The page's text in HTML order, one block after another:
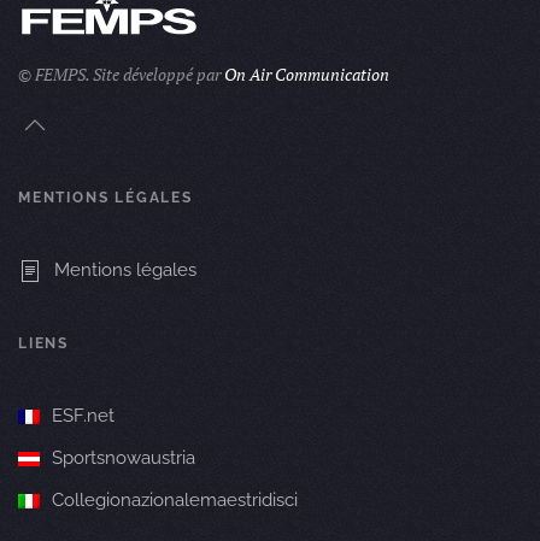
© FEMPS.Site développé parOn Air Communication
MENTIONS LÉGALES
Mentions légales
LIENS
ESF.net
Sportsnowaustria
Collegionazionalemaestridisci